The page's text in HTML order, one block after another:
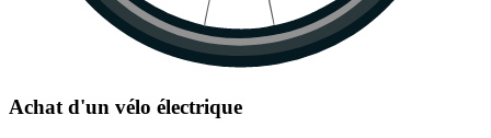
Achat d'un vélo électrique